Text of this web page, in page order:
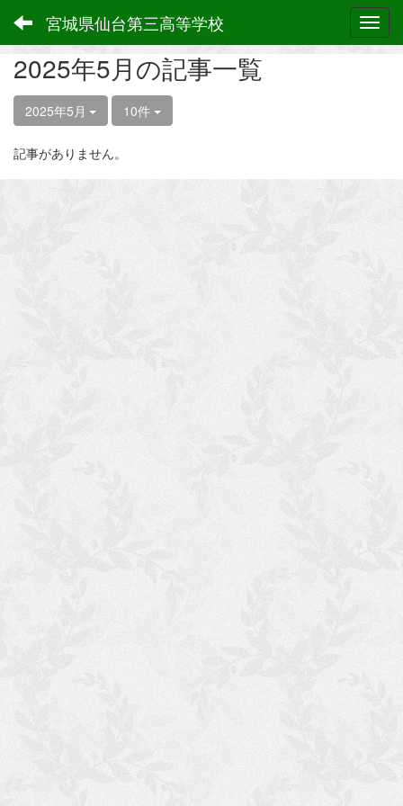
宮城県仙台第三高等学校
2025年5月の記事一覧
2025年5月 10件
記事がありません。